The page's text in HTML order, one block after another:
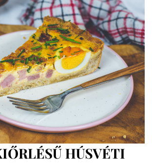
HÚSVÉTI